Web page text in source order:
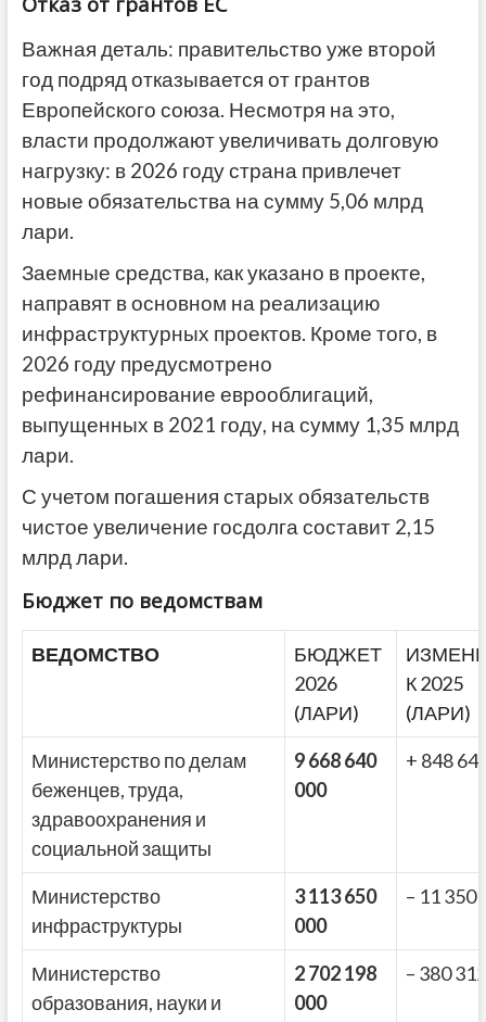
Важная деталь: правительство уже второй
год подряд отказывается от грантов
Европейского союза. Несмотря на это,
власти продолжают увеличивать долговую
нагрузку: в 2026 году страна привлечет
новые обязательства на сумму 5,06 млрд
лари.
Заемные средства, как указано в проекте,
направят в основном на реализацию
инфраструктурных проектов. Кроме того, в
2026 году предусмотрено
рефинансирование еврооблигаций,
выпущенных в 2021 году, на сумму 1,35 млрд
лари.
С учетом погашения старых обязательств
чистое увеличение госдолга составит 2,15
млрд лари.
Бюджет по ведомствам
ВЕДОМСТВО
БЮДЖЕТ
2026
(ЛАРИ)
К 2025
(ЛАРИ)
Министерство по делам
беженцев, труда,
здравоохранения и
социальной защиты
9 668 640
000
+ 848
Министерство
инфраструктуры
3 113 650
000
– 11 350
Министерство
образования, науки и
2 702 198
000
– 380